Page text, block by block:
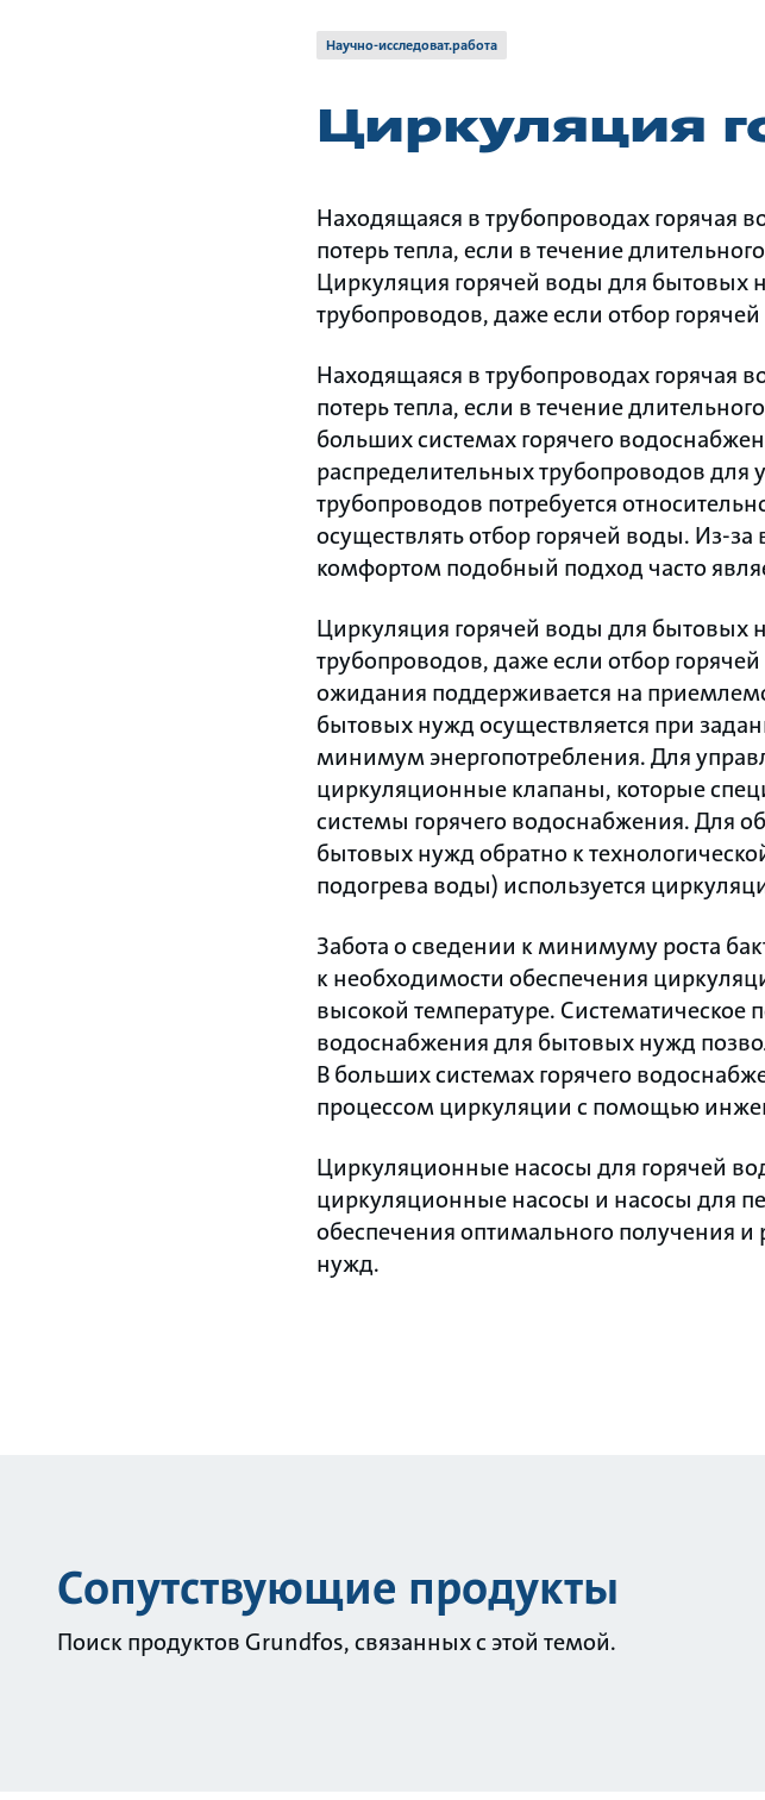
Научно-исследоват.работа
Циркуляция
Находящаяся в трубопроводах горячая
потерь тепла, если в течение
Циркуляция горячей воды для бытовых
трубопроводов, даже если отбор
Находящаяся в трубопроводах горячая
потерь тепла, если в течение
больших системах горячего
распределительных трубопроводов для
трубопроводов потребуется
осуществлять отбор горячей воды. Из-
комфортом подобный подход часто
Циркуляция горячей воды для бытовых
трубопроводов, даже если отбор
ожидания поддерживается на
бытовых нужд осуществляется при
минимум энергопотребления. Для
циркуляционные клапаны, которые
системы горячего водоснабжения. Для
бытовых нужд обратно к
подогрева воды) используется
Забота о сведении к минимуму роста
к необходимости обеспечения
высокой температуре.
водоснабжения для бытовых нужд
В больших системах горячего
процессом циркуляции с помощью
Циркуляционные насосы для горячей
циркуляционные насосы и насосы для
обеспечения оптимального получения
нужд.
Сопутствующие продукты
Поиск продуктов Grundfos, связанных с этой темой.